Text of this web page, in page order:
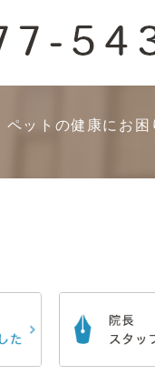
ペットの健康にお